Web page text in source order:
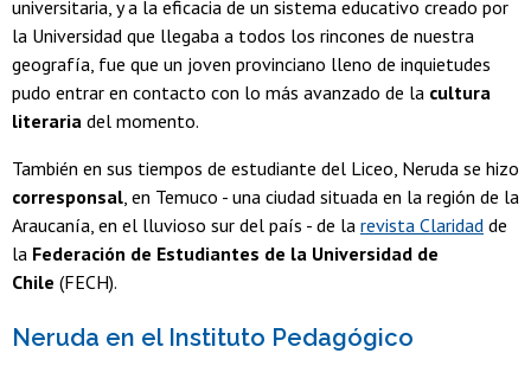
universitaria, y a la eficacia de un sistema educativo creado por
la Universidad que llegaba a todos los rincones de nuestra
geografía, fue que un joven provinciano lleno de inquietudes
pudo entrar en contacto con lo más avanzado de la cultura
literaria del momento.
También en sus tiempos de estudiante del Liceo, Neruda se hizo
corresponsal, en Temuco - una ciudad situada en la región de la
Araucanía, en el lluvioso sur del país - de la revista Claridad de
la Federación de Estudiantes de la Universidad de
Chile (FECH).
Neruda en el Instituto Pedagógico